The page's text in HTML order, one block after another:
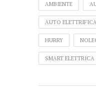
AMBIENTE
AUTO
HURRY
SMART ELETTRICA